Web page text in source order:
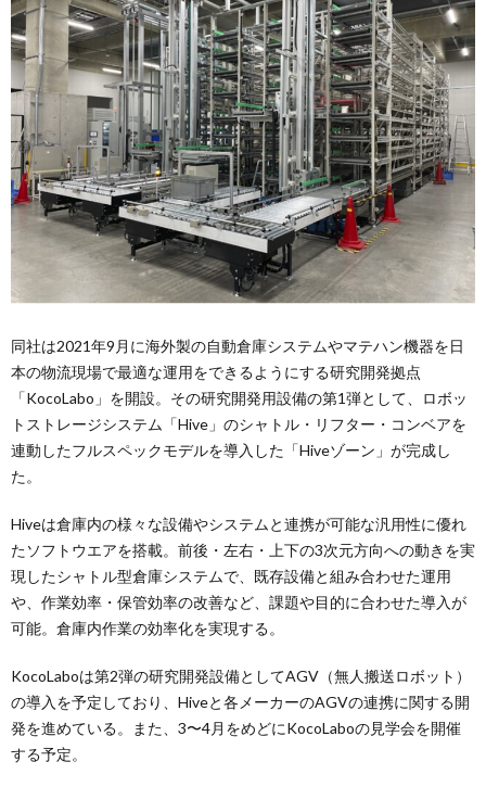
同社は2021年9月に海外製の自動倉庫システムやマテハン機器を日
本の物流現場で最適な運用をできるようにする研究開発拠点
「KocoLabo」を開設。その研究開発用設備の第1弾として、ロボッ
トストレージシステム「Hive」のシャトル・リフター・コンベアを
連動したフルスペックモデルを導入した「Hiveゾーン」が完成し
た。
Hiveは倉庫内の様々な設備やシステムと連携が可能な汎用性に優れ
たソフトウエアを搭載。前後・左右・上下の3次元方向への動きを実
現したシャトル型倉庫システムで、既存設備と組み合わせた運用
や、作業効率・保管効率の改善など、課題や目的に合わせた導入が
可能。倉庫内作業の効率化を実現する。
KocoLaboは第2弾の研究開発設備としてAGV（無人搬送ロボット）
の導入を予定しており、Hiveと各メーカーのAGVの連携に関する開
発を進めている。また、3〜4月をめどにKocoLaboの見学会を開催
する予定。